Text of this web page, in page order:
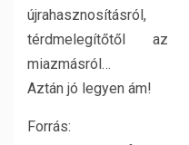
újrahasznosításról,
térdmelegítőtől az
miazmásról…
Aztán jó legyen ám!
Forrás: